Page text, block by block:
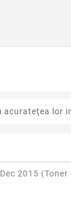
lor
2015 (Toner